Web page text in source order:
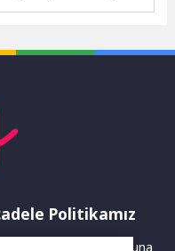
Politikamız
hazırlanır. Buna